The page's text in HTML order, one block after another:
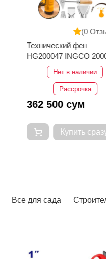
(0 Отзывов)
Технический фен
HG200047 INGCO 2000 V
Нет в наличии
Рассрочка
362 500 сум
Купить сразу
Все для сада